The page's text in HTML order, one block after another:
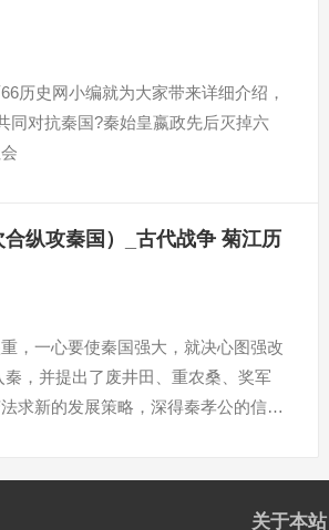
历史网小编就为大家带来详细介绍，
同对抗秦国?秦始皇嬴政先后灭掉六
纵攻秦国）_古代战争 菊江历
，一心要使秦国强大，就决心图强改
，并提出了废井田、重农桑、奖军
求新的发展策略，深得秦孝公的信任,
关于本站